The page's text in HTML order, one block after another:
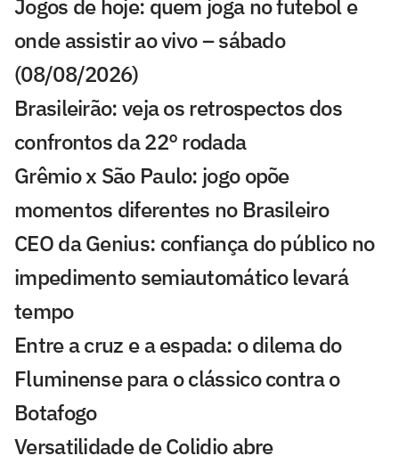
Jogos de hoje: quem joga no futebol e
onde assistir ao vivo – sábado
(08/08/2026)
Brasileirão: veja os retrospectos dos
confrontos da 22° rodada
Grêmio x São Paulo: jogo opõe
momentos diferentes no Brasileiro
CEO da Genius: confiança do público no
impedimento semiautomático levará
tempo
Entre a cruz e a espada: o dilema do
Fluminense para o clássico contra o
Botafogo
Versatilidade de Colidio abre